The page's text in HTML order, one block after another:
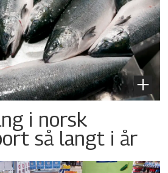
i norsk
så langt i år